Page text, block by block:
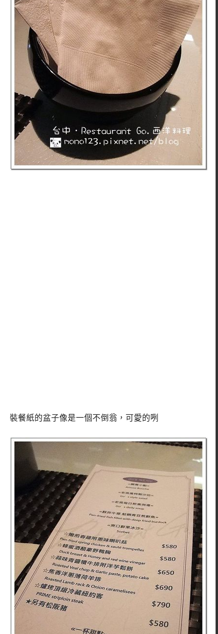
裝餐紙的盆子像是一個不倒翁，可愛的咧